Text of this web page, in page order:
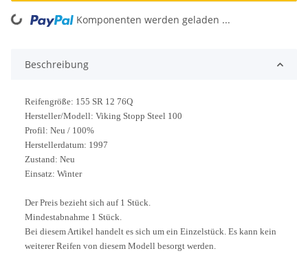
Loading... Komponenten werden geladen ...
Beschreibung
Reifengröße: 155 SR 12 76Q
Hersteller/Modell: Viking Stopp Steel 100
Profil: Neu / 100%
Herstellerdatum: 1997
Zustand: Neu
Einsatz: Winter
Der Preis bezieht sich auf 1 Stück.
Mindestabnahme 1 Stück.
Bei diesem Artikel handelt es sich um ein Einzelstück. Es kann kein
weiterer Reifen von diesem Modell besorgt werden.